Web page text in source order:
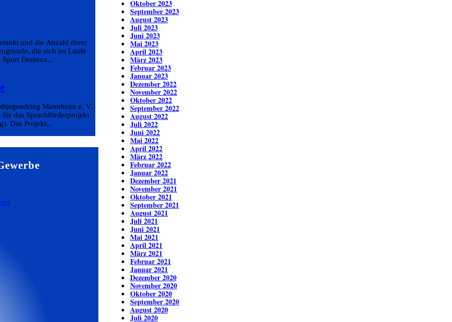
und die Anzahl derer
die sich im Laufe
Demenz...
Mannheim e. V.
für das Sprachförderprojekt
Das Projekt...
Oktober 2023
September 2023
August 2023
Juli 2023
Juni 2023
Mai 2023
April 2023
März 2023
Februar 2023
Januar 2023
Dezember 2022
November 2022
Oktober 2022
September 2022
August 2022
Juli 2022
Juni 2022
Mai 2022
April 2022
März 2022
Februar 2022
Januar 2022
Dezember 2021
November 2021
Oktober 2021
September 2021
August 2021
Juli 2021
Juni 2021
Mai 2021
April 2021
März 2021
Februar 2021
Januar 2021
Dezember 2020
November 2020
Oktober 2020
September 2020
August 2020
Juli 2020